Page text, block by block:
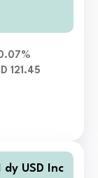
121.45
USD Inc